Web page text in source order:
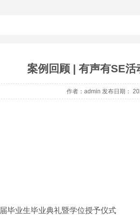
案例回顾 | 有声有SE
作者：admin 发布日期：
届毕业生毕业典礼暨学位授予仪式